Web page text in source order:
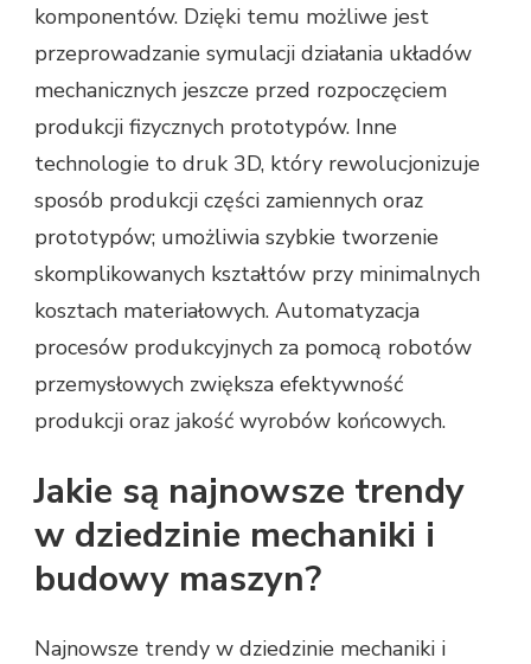
komponentów. Dzięki temu możliwe jest
przeprowadzanie symulacji działania układów
mechanicznych jeszcze przed rozpoczęciem
produkcji fizycznych prototypów. Inne
technologie to druk 3D, który rewolucjonizuje
sposób produkcji części zamiennych oraz
prototypów; umożliwia szybkie tworzenie
skomplikowanych kształtów przy minimalnych
kosztach materiałowych. Automatyzacja
procesów produkcyjnych za pomocą robotów
przemysłowych zwiększa efektywność
produkcji oraz jakość wyrobów końcowych.
Jakie są najnowsze trendy
w dziedzinie mechaniki i
budowy maszyn?
Najnowsze trendy w dziedzinie mechaniki i